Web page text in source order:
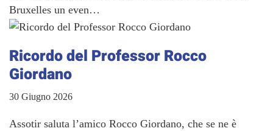
Bruxelles un even…
Ricordo del Professor Rocco
Giordano
30 Giugno 2026
Assotir saluta l’amico Rocco Giordano, che se ne è